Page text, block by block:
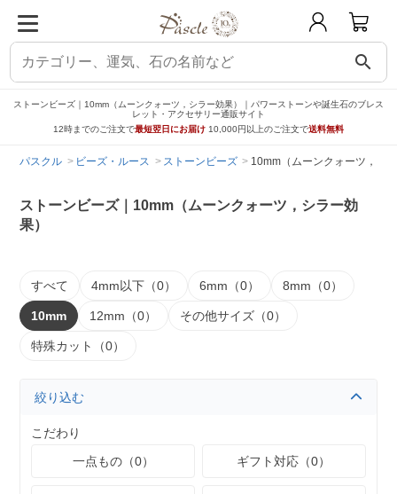
search
ストーンビーズ｜10mm（ムーンクォーツ，シラー効果）｜パワーストーンや誕生石のブレス
レット・アクセサリー通販サイト
12時までのご注文で最短翌日にお届け 10,000円以上のご注文で送料無料
パスクル ビーズ・ルース ストーンビーズ 10mm（ムーンクォーツ，シ
ストーンビーズ｜10mm（ムーンクォーツ，シラー効
果）
すべて 4mm以下（0） 6mm（0） 8mm（0）
10mm 12mm（0） その他サイズ（0）
特殊カット（0）
絞り込む
こだわり
一点もの（0）
ギフト対応（0）